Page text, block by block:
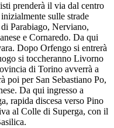
prenderà il via dal centro
sulle strade
Parabiago, Nerviano,
e Cornaredo. Da qui
Dopo Orfengo si entrerà
si toccheranno Livorno
di Torino avverrà a
poi per San Sebastiano Po,
Da qui ingresso a
rapida discesa verso Pino
al Colle di Superga, con il